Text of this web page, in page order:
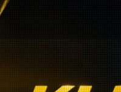
Auto & Industri
Bensinstasjoner